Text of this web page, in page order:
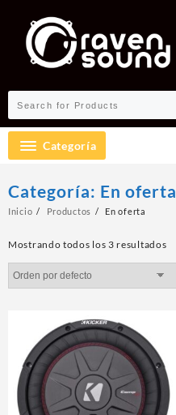
contenido
Categoría
Categoría: En oferta
Inicio Productos En oferta
Mostrando todos los 3 resultados